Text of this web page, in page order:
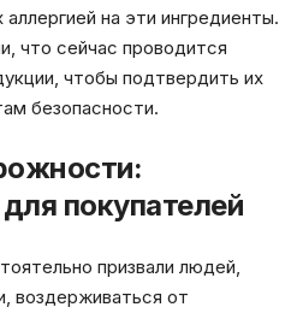
на эти ингредиенты.
что сейчас проводится
чтобы подтвердить их
безопасности.
покупателей
призвали людей,
воздерживаться от